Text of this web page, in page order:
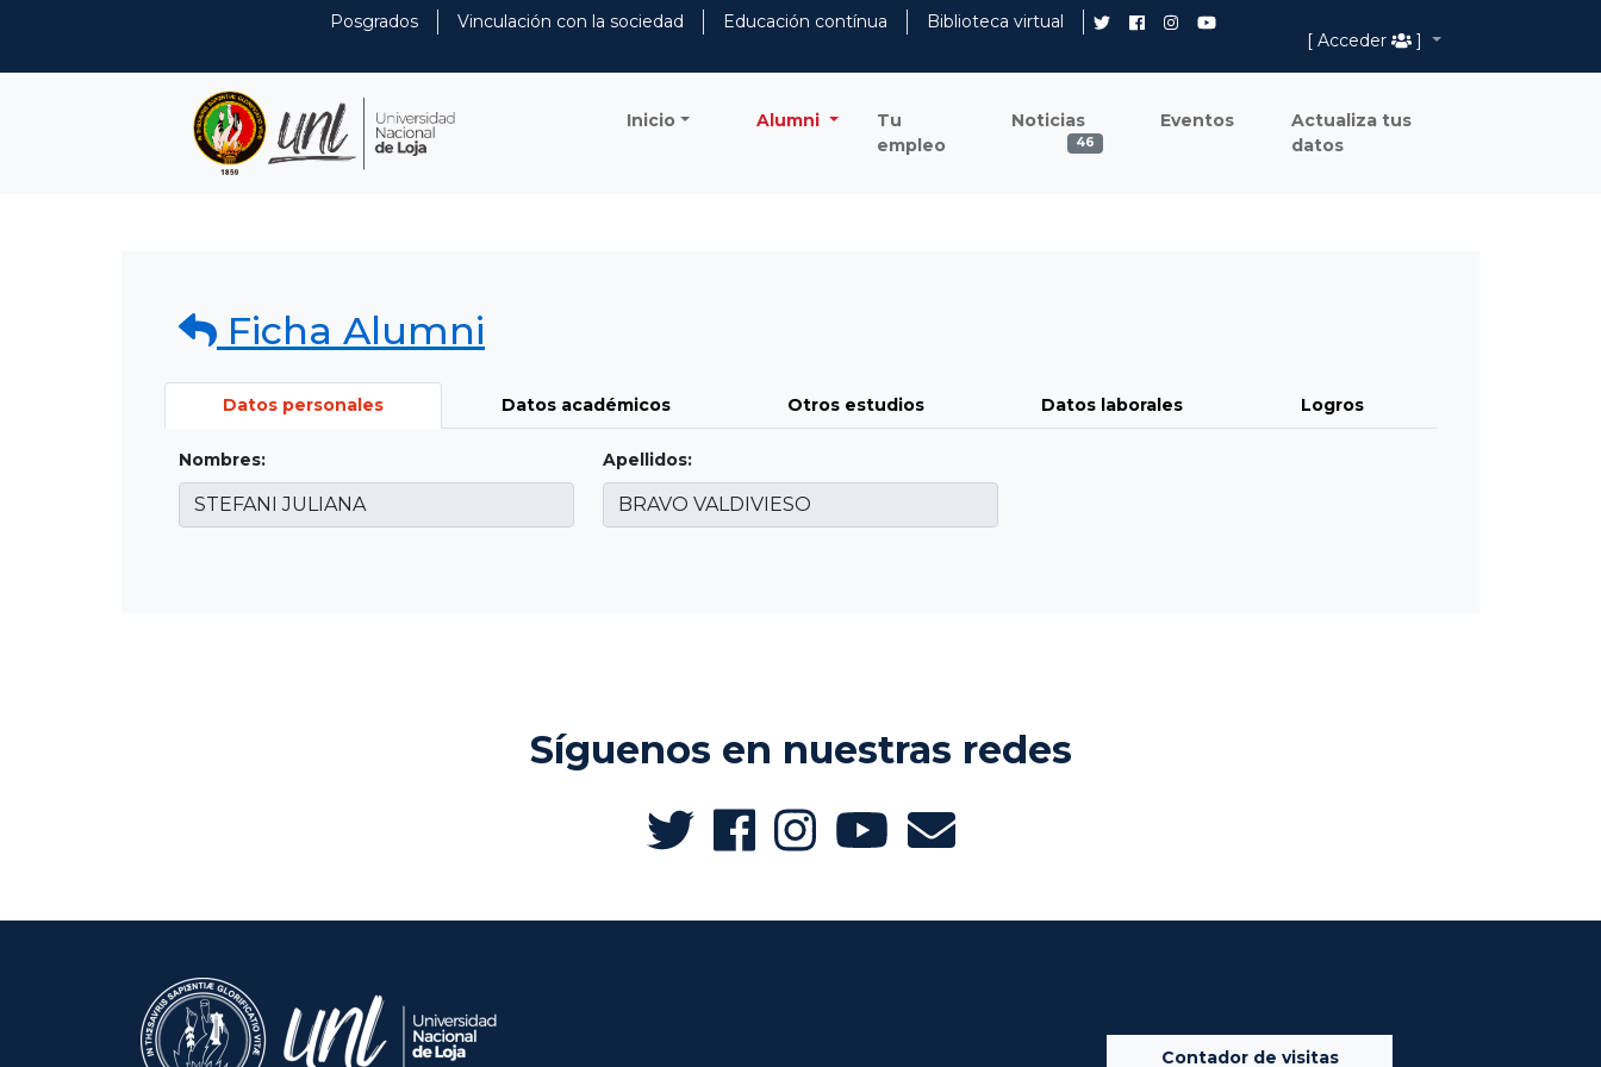
Posgrados Vinculación con la sociedad Educación contínua
Biblioteca virtual
[ Acceder
]
Inicio Alumni
Tu
empleo
Noticias
46
Eventos
Actualiza tus
datos
Ficha Alumni
Datos personales Datos académicos Otros estudios Datos laborales Logros
Nombres: Apellidos:
Síguenos en nuestras redes
Contador de visitas